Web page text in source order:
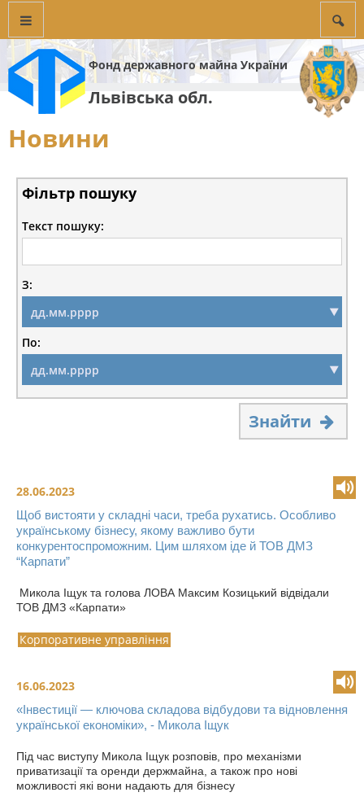
Фонд державного майна України
Львівська обл.
Новини
Фільтр пошуку
Текст пошуку:
З:
По:
Знайти
28.06.2023
Щоб вистояти у складні часи, треба рухатись. Особливо
українському бізнесу, якому важливо бути
конкурентоспроможним. Цим шляхом іде й ТОВ ДМЗ
“Карпати”
Микола Іщук та голова ЛОВА Максим Козицький відвідали
ТОВ ДМЗ «Карпати»
Корпоративне управління
16.06.2023
«Інвестиції — ключова складова відбудови та відновлення
української економіки», - Микола Іщук
Під час виступу Микола Іщук розповів, про механізми
приватизації та оренди держмайна, а також про нові
можливості які вони надають для бізнесу